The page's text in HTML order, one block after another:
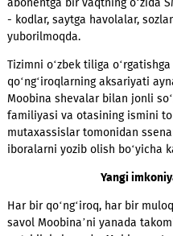
mutaxassis bilan bog‘lashi
taxminan 31 foiziga bevosita
Abonentlarning qulayligi va
xizmat ko‘rsatish
Ya’ni Moobina bilan
abonentga bir vaqtning
- kodlar, saytga havolalar,
Tizimni o‘zbek tiliga